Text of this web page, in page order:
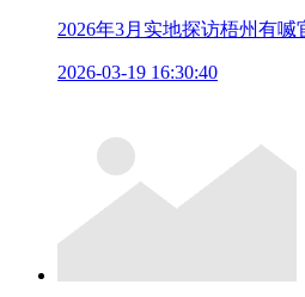
2026年3月实地探访梧州有
2026-03-19 16:30:40